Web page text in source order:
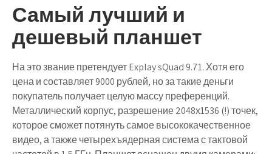
Самый лучший и
дешевый планшет
На это звание претендует Explay sQuad 9.71. Хотя его
цена и составляет 9000 рублей, но за такие деньги
покупатель получает целую массу преференций.
Металлический корпус, разрешение 2048х1536 (!) точек,
которое сможет потянуть самое высококачественное
видео, а также четырехъядерная система с тактовой